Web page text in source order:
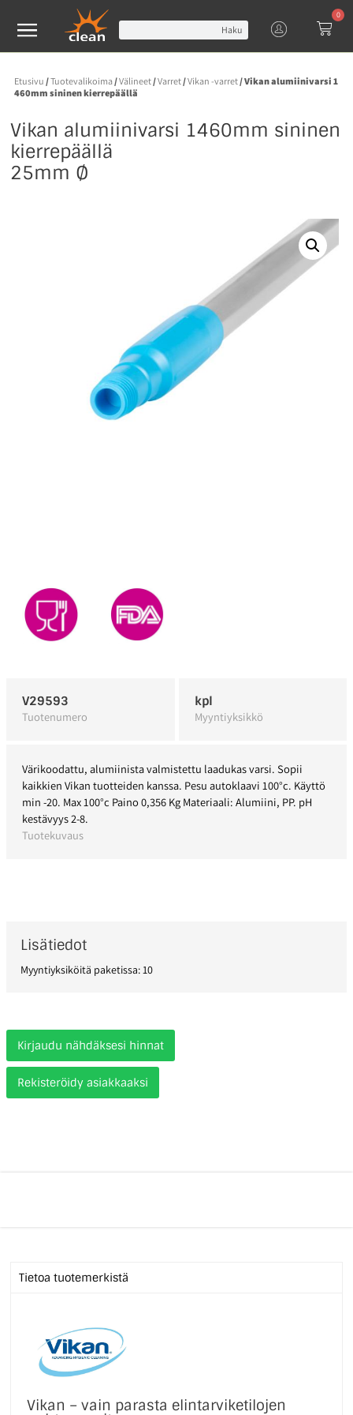
Haku
0
Etusivu /Tuotevalikoima/Välineet/Varret/Vikan -varret/ Vikan alumiinivarsi 1
460mm sininen kierrepäällä
Vikan alumiinivarsi 1460mm sininen
kierrepäällä
25mm Ø
V29593
Tuotenumero
kpl
Myyntiyksikkö
Värikoodattu, alumiinista valmistettu laadukas varsi. Sopii
kaikkien Vikan tuotteiden kanssa. Pesu autoklaavi 100°c. Käyttö
min -20. Max 100°c Paino 0,356 Kg Materiaali: Alumiini, PP. pH
kestävyys 2-8.
Tuotekuvaus
Lisätiedot
Myyntiyksiköitä paketissa: 10
Kirjaudu nähdäksesi hinnat
Rekisteröidy asiakkaaksi
Tietoa tuotemerkistä
Vikan – vain parasta elintarviketilojen